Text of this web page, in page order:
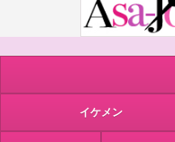
イケメン